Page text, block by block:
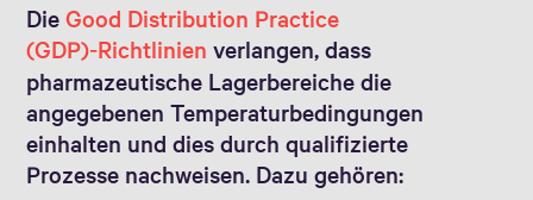
DieGood Distribution Practice
(GDP)‑Richtlinien verlangen, dass
pharmazeutische Lagerbereiche die
angegebenen Temperaturbedingungen
einhalten und dies durch qualifizierte
Prozesse nachweisen. Dazu gehören: